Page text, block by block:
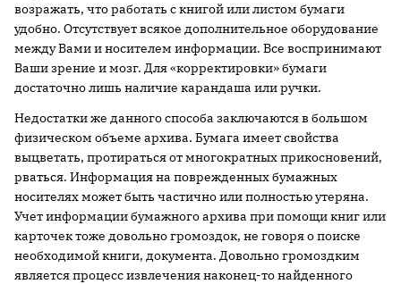
возражать, что работать с книгой или листом бумаги
удобно. Отсутствует всякое дополнительное оборудование
между Вами и носителем информации. Все воспринимают
Ваши зрение и мозг. Для «корректировки» бумаги
достаточно лишь наличие карандаша или ручки.
Недостатки же данного способа заключаются в большом
физическом объеме архива. Бумага имеет свойства
выцветать, протираться от многократных прикосновений,
рваться. Информация на поврежденных бумажных
носителях может быть частично или полностью утеряна.
Учет информации бумажного архива при помощи книг или
карточек тоже довольно громоздок, не говоря о поиске
необходимой книги, документа. Довольно громоздким
является процесс извлечения наконец-то найденного